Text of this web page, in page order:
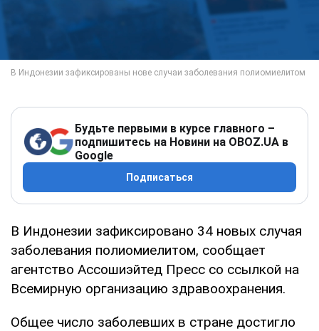
Будьте первыми в курсе главного –
подпишитесь на Новини на OBOZ.UA в
Google
Подписаться
В Индонезии зафиксировано 34 новых случая
заболевания полиомиелитом, сообщает
агентство Ассошиэйтед Пресс со ссылкой на
Всемирную организацию здравоохранения.
Общее число заболевших в стране достигло